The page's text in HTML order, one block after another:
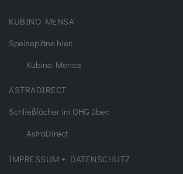
KUBINO MENSA
Speisepläne hier:
Kubino Mensa
ASTRADIRECT
Schließfächer im OHG über:
AstraDirect
IMPRESSUM + DATENSCHUTZ